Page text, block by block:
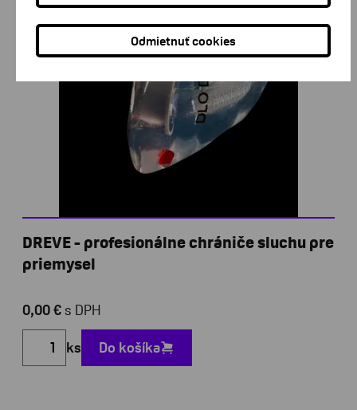
DREVE - profesionálne chrániče sluchu pre
priemysel
0,00 € s DPH
ks Do košíka
Odmietnuť cookies